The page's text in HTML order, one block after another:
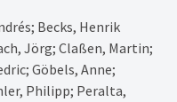
Becks, Henrik
Jörg; Claßen, Martin;
Göbels, Anne;
Philipp; Peralta,